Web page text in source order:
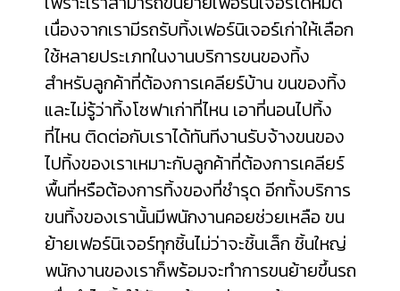
เนื่องจากเรามีรถรับทิ้งเฟอร์นิเจอร์เก่าให้เลือก
ใช้หลายประเภทในงานบริการขนของทิ้ง
สำหรับลูกค้าที่ต้องการเคลียร์บ้าน ขนของทิ้ง
และไม่รู้ว่าทิ้งโซฟาเก่าที่ไหน เอาที่นอนไปทิ้ง
ที่ไหน ติดต่อกับเราได้ทันทีงานรับจ้างขนของ
ไปทิ้งของเราเหมาะกับลูกค้าที่ต้องการเคลียร์
พื้นที่หรือต้องการทิ้งของที่ชำรุด อีกทั้งบริการ
ขนทิ้งของเรานั้นมีพนักงานคอยช่วยเหลือ ขน
ย้ายเฟอร์นิเจอร์ทุกชิ้นไม่ว่าจะชิ้นเล็ก ชิ้นใหญ่
พนักงานของเราก็พร้อมจะทำการขนย้ายขึ้นรถ